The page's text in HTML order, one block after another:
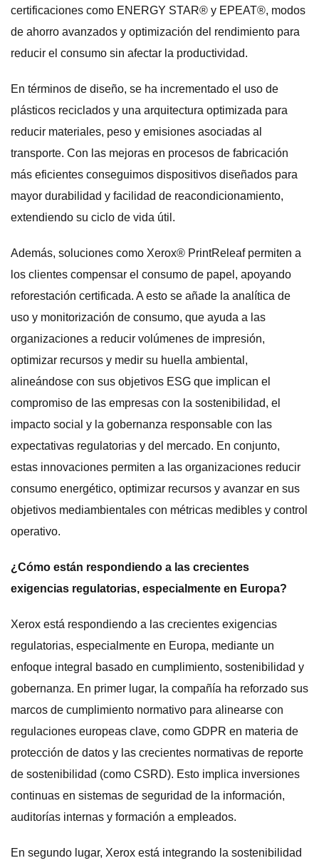
certificaciones como ENERGY STAR® y EPEAT®, modos
de ahorro avanzados y optimización del rendimiento para
reducir el consumo sin afectar la productividad.
En términos de diseño, se ha incrementado el uso de
plásticos reciclados y una arquitectura optimizada para
reducir materiales, peso y emisiones asociadas al
transporte. Con las mejoras en procesos de fabricación
más eficientes conseguimos dispositivos diseñados para
mayor durabilidad y facilidad de reacondicionamiento,
extendiendo su ciclo de vida útil.
Además, soluciones como Xerox® PrintReleaf permiten a
los clientes compensar el consumo de papel, apoyando
reforestación certificada. A esto se añade la analítica de
uso y monitorización de consumo, que ayuda a las
organizaciones a reducir volúmenes de impresión,
optimizar recursos y medir su huella ambiental,
alineándose con sus objetivos ESG que implican el
compromiso de las empresas con la sostenibilidad, el
impacto social y la gobernanza responsable con las
expectativas regulatorias y del mercado. En conjunto,
estas innovaciones permiten a las organizaciones reducir
consumo energético, optimizar recursos y avanzar en sus
objetivos mediambientales con métricas medibles y control
operativo.
¿Cómo están respondiendo a las crecientes
exigencias regulatorias, especialmente en Europa?
Xerox está respondiendo a las crecientes exigencias
regulatorias, especialmente en Europa, mediante un
enfoque integral basado en cumplimiento, sostenibilidad y
gobernanza. En primer lugar, la compañía ha reforzado sus
marcos de cumplimiento normativo para alinearse con
regulaciones europeas clave, como GDPR en materia de
protección de datos y las crecientes normativas de reporte
de sostenibilidad (como CSRD). Esto implica inversiones
continuas en sistemas de seguridad de la información,
auditorías internas y formación a empleados.
En segundo lugar, Xerox está integrando la sostenibilidad